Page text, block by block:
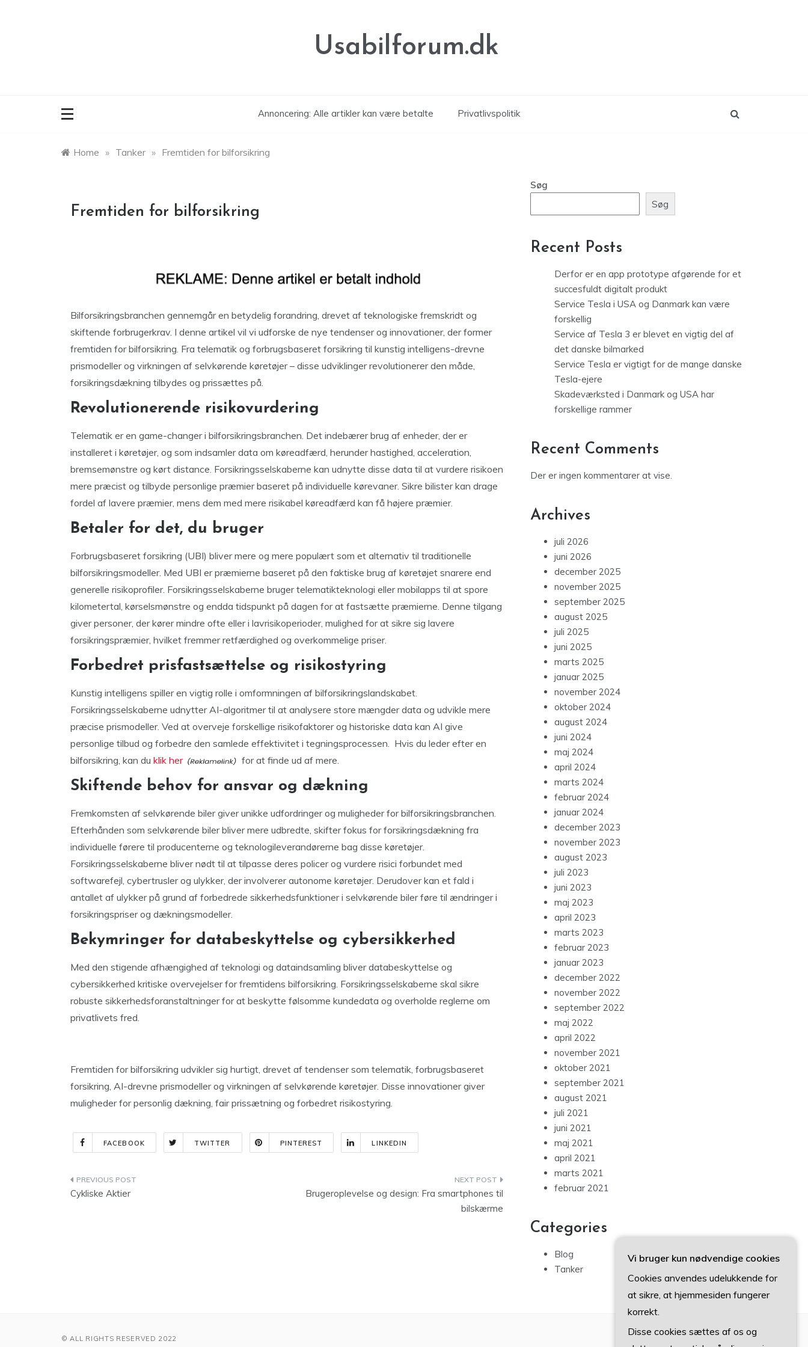
Usabilforum.dk
Annoncering: Alle artikler kan være betalte Privatlivspolitik
Home » Tanker » Fremtiden for bilforsikring
Fremtiden for bilforsikring
Bilforsikringsbranchen gennemgår en betydelig forandring, drevet af teknologiske fremskridt og
skiftende forbrugerkrav. I denne artikel vil vi udforske de nye tendenser og innovationer, der former
fremtiden for bilforsikring. Fra telematik og forbrugsbaseret forsikring til kunstig intelligens-drevne
prismodeller og virkningen af selvkørende køretøjer – disse udviklinger revolutionerer den måde,
forsikringsdækning tilbydes og prissættes på.
Revolutionerende risikovurdering
Telematik er en game-changer i bilforsikringsbranchen. Det indebærer brug af enheder, der er
installeret i køretøjer, og som indsamler data om køreadfærd, herunder hastighed, acceleration,
bremsemønstre og kørt distance. Forsikringsselskaberne kan udnytte disse data til at vurdere risikoen
mere præcist og tilbyde personlige præmier baseret på individuelle kørevaner. Sikre bilister kan drage
fordel af lavere præmier, mens dem med mere risikabel køreadfærd kan få højere præmier.
Betaler for det, du bruger
Forbrugsbaseret forsikring (UBI) bliver mere og mere populært som et alternativ til traditionelle
bilforsikringsmodeller. Med UBI er præmierne baseret på den faktiske brug af køretøjet snarere end
generelle risikoprofiler. Forsikringsselskaberne bruger telematikteknologi eller mobilapps til at spore
kilometertal, kørselsmønstre og endda tidspunkt på dagen for at fastsætte præmierne. Denne tilgang
giver personer, der kører mindre ofte eller i lavrisikoperioder, mulighed for at sikre sig lavere
forsikringspræmier, hvilket fremmer retfærdighed og overkommelige priser.
Forbedret prisfastsættelse og risikostyring
Kunstig intelligens spiller en vigtig rolle i omformningen af bilforsikringslandskabet.
Forsikringsselskaberne udnytter AI-algoritmer til at analysere store mængder data og udvikle mere
præcise prismodeller. Ved at overveje forskellige risikofaktorer og historiske data kan AI give
personlige tilbud og forbedre den samlede effektivitet i tegningsprocessen. Hvis du leder efter en
bilforsikring, kan du klik her for at finde ud af mere.
Skiftende behov for ansvar og dækning
Fremkomsten af selvkørende biler giver unikke udfordringer og muligheder for bilforsikringsbranchen.
Efterhånden som selvkørende biler bliver mere udbredte, skifter fokus for forsikringsdækning fra
individuelle førere til producenterne og teknologileverandørerne bag disse køretøjer.
Forsikringsselskaberne bliver nødt til at tilpasse deres policer og vurdere risici forbundet med
softwarefejl, cybertrusler og ulykker, der involverer autonome køretøjer. Derudover kan et fald i
antallet af ulykker på grund af forbedrede sikkerhedsfunktioner i selvkørende biler føre til ændringer i
forsikringspriser og dækningsmodeller.
Bekymringer for databeskyttelse og cybersikkerhed
Med den stigende afhængighed af teknologi og dataindsamling bliver databeskyttelse og
cybersikkerhed kritiske overvejelser for fremtidens bilforsikring. Forsikringsselskaberne skal sikre
robuste sikkerhedsforanstaltninger for at beskytte følsomme kundedata og overholde reglerne om
privatlivets fred.
Fremtiden for bilforsikring udvikler sig hurtigt, drevet af tendenser som telematik, forbrugsbaseret
forsikring, AI-drevne prismodeller og virkningen af selvkørende køretøjer. Disse innovationer giver
muligheder for personlig dækning, fair prissætning og forbedret risikostyring.
FACEBOOK TWITTER PINTEREST LINKEDIN
Indlægsnavigation
Cykliske Aktier
Brugeroplevelse og design: Fra smartphones til
bilskærme
Søg
Søg
Recent Posts
Derfor er en app prototype afgørende for et
succesfuldt digitalt produkt
Service Tesla i USA og Danmark kan være
forskellig
Service af Tesla 3 er blevet en vigtig del af
det danske bilmarked
Service Tesla er vigtigt for de mange danske
Tesla-ejere
Skadeværksted i Danmark og USA har
forskellige rammer
Recent Comments
Der er ingen kommentarer at vise.
Archives
juli 2026
juni 2026
december 2025
november 2025
september 2025
august 2025
juli 2025
juni 2025
marts 2025
januar 2025
november 2024
oktober 2024
august 2024
juni 2024
maj 2024
april 2024
marts 2024
februar 2024
januar 2024
december 2023
november 2023
august 2023
juli 2023
juni 2023
maj 2023
april 2023
marts 2023
februar 2023
januar 2023
december 2022
november 2022
september 2022
maj 2022
april 2022
november 2021
oktober 2021
september 2021
august 2021
juli 2021
juni 2021
maj 2021
april 2021
marts 2021
februar 2021
Categories
Blog
Tanker
© ALL RIGHTS RESERVED 2022
Vi bruger kun nødvendige cookies
Cookies anvendes udelukkende for
at sikre, at hjemmesiden fungerer
korrekt.
Disse cookies sættes af os og